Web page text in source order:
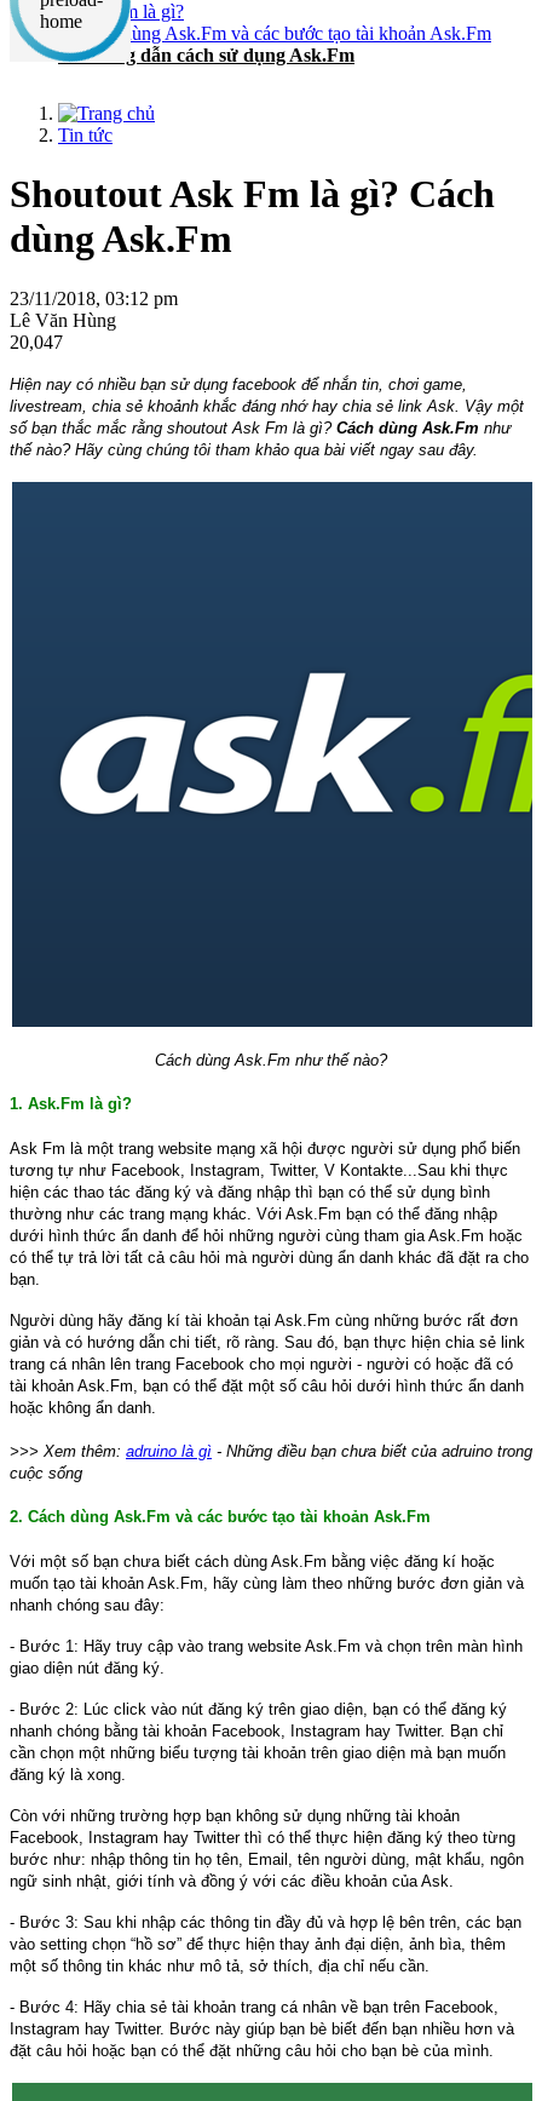
1. Ask.Fm là gì?
2. Cách dùng Ask.Fm và các bước tạo tài khoản Ask.Fm
3. Hướng dẫn cách sử dụng Ask.Fm
Tin tức
Shoutout Ask Fm là gì? Cách
dùng Ask.Fm
23/11/2018, 03:12 pm
Lê Văn Hùng
20,047
Hiện nay có nhiều bạn sử dụng facebook để nhắn tin, chơi game,
livestream, chia sẻ khoảnh khắc đáng nhớ hay chia sẻ link Ask. Vậy một
số bạn thắc mắc rằng shoutout Ask Fm là gì? Cách dùng Ask.Fm như
thế nào? Hãy cùng chúng tôi tham khảo qua bài viết ngay sau đây.
Cách dùng Ask.Fm như thế nào?
1. Ask.Fm là gì?
Ask Fm là một trang website mạng xã hội được người sử dụng phổ biến
tương tự như Facebook, Instagram, Twitter, V Kontakte...Sau khi thực
hiện các thao tác đăng ký và đăng nhập thì bạn có thể sử dụng bình
thường như các trang mạng khác. Với Ask.Fm bạn có thể đăng nhập
dưới hình thức ẩn danh để hỏi những người cùng tham gia Ask.Fm hoặc
có thể tự trả lời tất cả câu hỏi mà người dùng ẩn danh khác đã đặt ra cho
bạn.
Người dùng hãy đăng kí tài khoản tại Ask.Fm cùng những bước rất đơn
giản và có hướng dẫn chi tiết, rõ ràng. Sau đó, bạn thực hiện chia sẻ link
trang cá nhân lên trang Facebook cho mọi người - người có hoặc đã có
tài khoản Ask.Fm, bạn có thể đặt một số câu hỏi dưới hình thức ẩn danh
hoặc không ẩn danh.
>>> Xem thêm: adruino là gì - Những điều bạn chưa biết của adruino trong
cuộc sống
2. Cách dùng Ask.Fm và các bước tạo tài khoản Ask.Fm
Với một số bạn chưa biết cách dùng Ask.Fm bằng việc đăng kí hoặc
muốn tạo tài khoản Ask.Fm, hãy cùng làm theo những bước đơn giản và
nhanh chóng sau đây:
- Bước 1: Hãy truy cập vào trang website Ask.Fm và chọn trên màn hình
giao diện nút đăng ký.
- Bước 2: Lúc click vào nút đăng ký trên giao diện, bạn có thể đăng ký
nhanh chóng bằng tài khoản Facebook, Instagram hay Twitter. Bạn chỉ
cần chọn một những biểu tượng tài khoản trên giao diện mà bạn muốn
đăng ký là xong.
Còn với những trường hợp bạn không sử dụng những tài khoản
Facebook, Instagram hay Twitter thì có thể thực hiện đăng ký theo từng
bước như: nhập thông tin họ tên, Email, tên người dùng, mật khẩu, ngôn
ngữ sinh nhật, giới tính và đồng ý với các điều khoản của Ask.
- Bước 3: Sau khi nhập các thông tin đầy đủ và hợp lệ bên trên, các bạn
vào setting chọn “hồ sơ” để thực hiện thay ảnh đại diện, ảnh bìa, thêm
một số thông tin khác như mô tả, sở thích, địa chỉ nếu cần.
- Bước 4: Hãy chia sẻ tài khoản trang cá nhân về bạn trên Facebook,
Instagram hay Twitter. Bước này giúp bạn bè biết đến bạn nhiều hơn và
đặt câu hỏi hoặc bạn có thể đặt những câu hỏi cho bạn bè của mình.